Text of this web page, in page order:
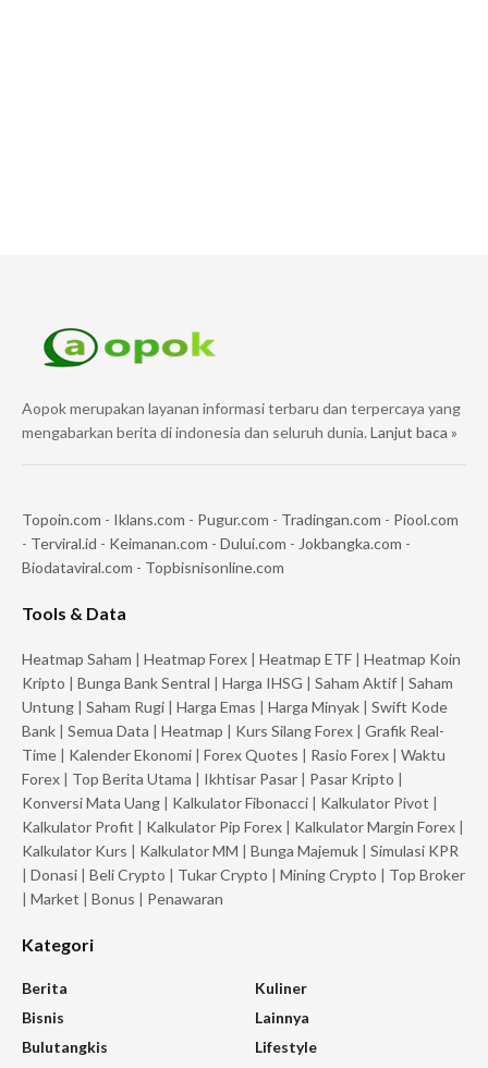
Aopok merupakan layanan informasi terbaru dan terpercaya yang
mengabarkan berita di indonesia dan seluruh dunia.Lanjut baca »
Topoin.com - Iklans.com - Pugur.com - Tradingan.com - Piool.com
- Terviral.id - Keimanan.com - Dului.com - Jokbangka.com -
Biodataviral.com - Topbisnisonline.com
Tools & Data
Heatmap Saham | Heatmap Forex | Heatmap ETF | Heatmap Koin
Kripto | Bunga Bank Sentral | Harga IHSG | Saham Aktif | Saham
Untung | Saham Rugi | Harga Emas | Harga Minyak | Swift Kode
Bank | Semua Data | Heatmap | Kurs Silang Forex | Grafik Real-
Time | Kalender Ekonomi | Forex Quotes | Rasio Forex | Waktu
Forex | Top Berita Utama | Ikhtisar Pasar | Pasar Kripto |
Konversi Mata Uang | Kalkulator Fibonacci | Kalkulator Pivot |
Kalkulator Profit | Kalkulator Pip Forex | Kalkulator Margin Forex |
Kalkulator Kurs | Kalkulator MM | Bunga Majemuk | Simulasi KPR
| Donasi | Beli Crypto | Tukar Crypto | Mining Crypto | Top Broker
| Market | Bonus | Penawaran
Kategori
Berita
Bisnis
Bulutangkis
Kuliner
Lainnya
Lifestyle